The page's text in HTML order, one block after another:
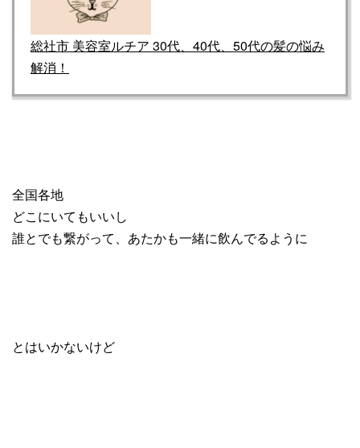
総社市 美容室ルチア 30代、40代、50代の髪の悩み
解消！
全国各地
どこにいてもいいし
誰とでも繋がって、あたかも一緒に飲んでるように
とはいかないけど